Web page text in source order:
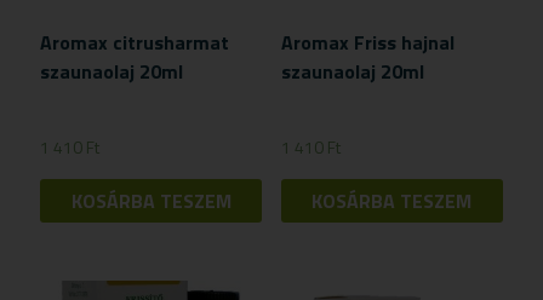
Aromax citrusharmat
szaunaolaj 20ml
1 410Ft
KOSÁRBA TESZEM
Aromax Friss hajnal
szaunaolaj 20ml
1 410Ft
KOSÁRBA TESZEM